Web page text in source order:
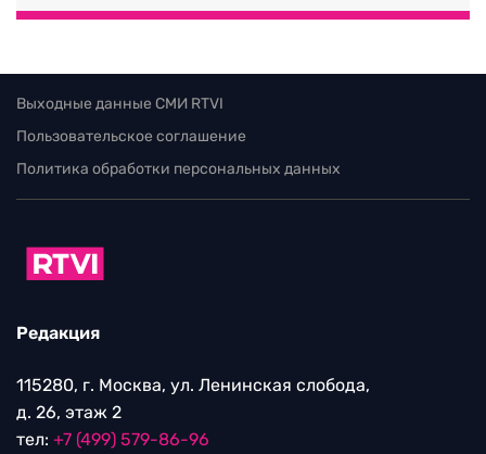
Выходные данные СМИ RTVI
Пользовательское соглашение
Политика обработки персональных данных
Редакция
115280, г. Москва, ул. Ленинская слобода,
д. 26, этаж 2
тел: +7 (499) 579-86-96